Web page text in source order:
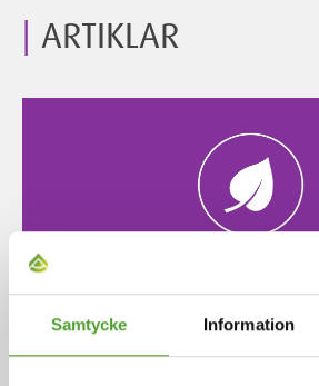
Samtycke Information
ARTIKLAR
Artikel